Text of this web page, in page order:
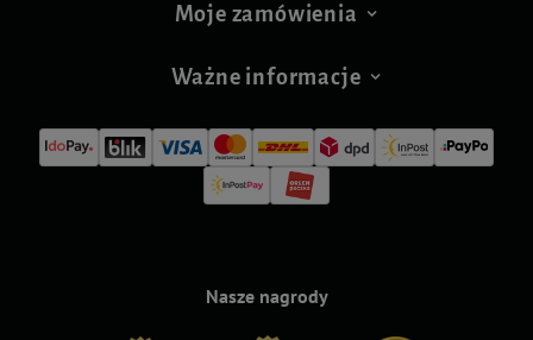
Moje zamówienia
Ważne informacje
Nasze nagrody